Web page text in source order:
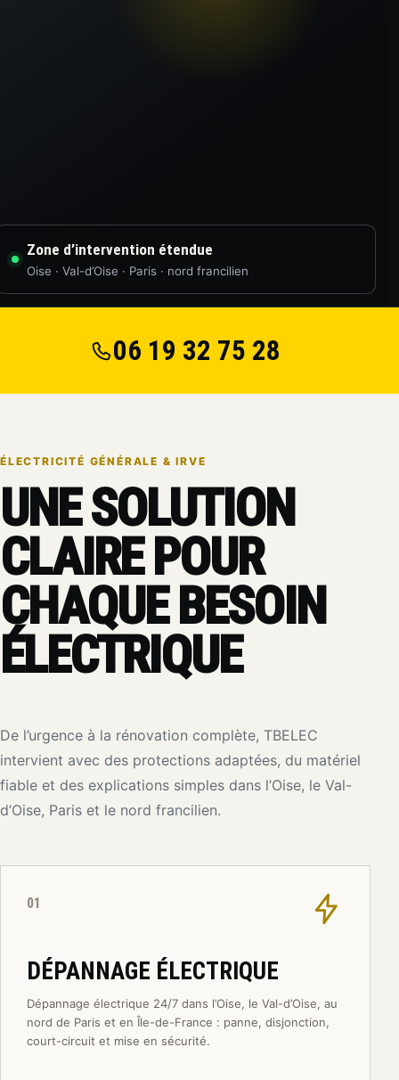
Zone d’intervention étendue
Oise · Val-d’Oise · Paris · nord francilien
06 19 32 75 28
ÉLECTRICITÉ GÉNÉRALE & IRVE
UNE SOLUTION
CLAIRE POUR
CHAQUE BESOIN
ÉLECTRIQUE
De l’urgence à la rénovation complète, TBELEC
intervient avec des protections adaptées, du matériel
fiable et des explications simples dans l’Oise, le Val-
d’Oise, Paris et le nord francilien.
01
DÉPANNAGE ÉLECTRIQUE
Dépannage électrique 24/7 dans l’Oise, le Val-d’Oise, au
nord de Paris et en Île-de-France : panne, disjonction,
court-circuit et mise en sécurité.